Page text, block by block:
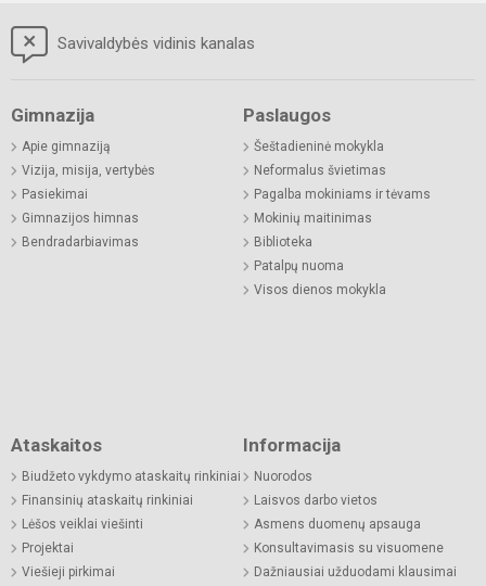
Savivaldybės vidinis kanalas
Gimnazija
Apie gimnaziją
Vizija, misija, vertybės
Pasiekimai
Gimnazijos himnas
Bendradarbiavimas
Paslaugos
Šeštadieninė mokykla
Neformalus švietimas
Pagalba mokiniams ir tėvams
Mokinių maitinimas
Biblioteka
Patalpų nuoma
Visos dienos mokykla
Ataskaitos
Biudžeto vykdymo ataskaitų rinkiniai
Finansinių ataskaitų rinkiniai
Lėšos veiklai viešinti
Projektai
Viešieji pirkimai
Informacija
Nuorodos
Laisvos darbo vietos
Asmens duomenų apsauga
Konsultavimasis su visuomene
Dažniausiai užduodami klausimai